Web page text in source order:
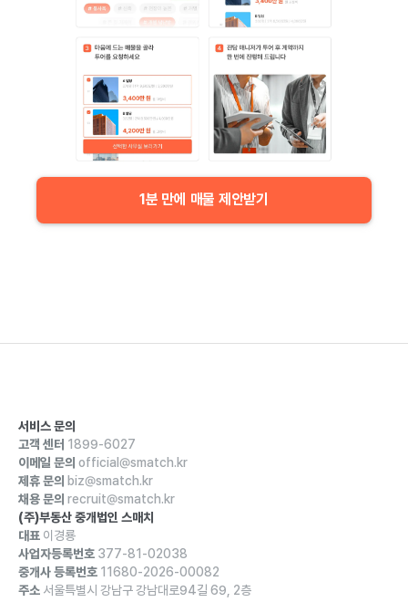
1분 만에 매물 제안받기
서비스 문의
고객 센터 1899-6027
이메일 문의 official@smatch.kr
제휴 문의 biz@smatch.kr
채용 문의 recruit@smatch.kr
(주)부동산 중개법인 스매치
대표 이경룡
사업자등록번호 377-81-02038
중개사 등록번호 11680-2026-00082
주소 서울특별시 강남구 강남대로94길 69, 2층